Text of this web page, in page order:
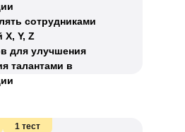
сотрудниками
X, Y, Z
для улучшения
талантами в
1 тест